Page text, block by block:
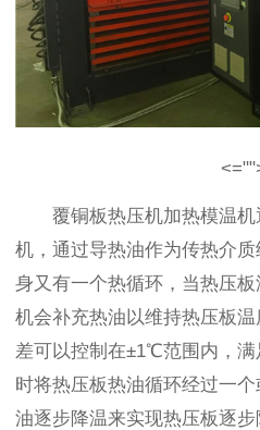
覆铜板热压机加热模温
机，通过导热油作为传热介
身又有一个热循环，当热压
机会补充热油以维持热压板
差可以控制在±1℃范围内，
时将热压板热油循环经过一
油逐步降温来实现热压板逐